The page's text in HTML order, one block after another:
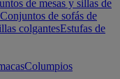
de mesas y sillas de
Conjuntos de sofás de
colgantesEstufas de
Columpios